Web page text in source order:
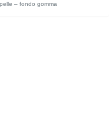
– fondo gomma